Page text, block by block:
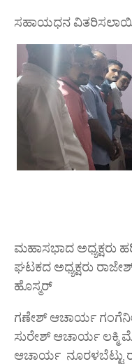
ಸಹಾಯಧನ
ಮಹಾಸಭಾದ
ಘಟಕದ ಅಧ್ಯಕ್ಷರು
ಹೊಸ್ಮರ್
ಗಣೇಶ್ ಆಚಾರ್ಯ
ಸುರೇಶ್ ಆಚಾರ್ಯ ಲಕ್ಮಿ
ಆಚಾರ್ಯ ನೂರಳಬೆಟ್ಟು